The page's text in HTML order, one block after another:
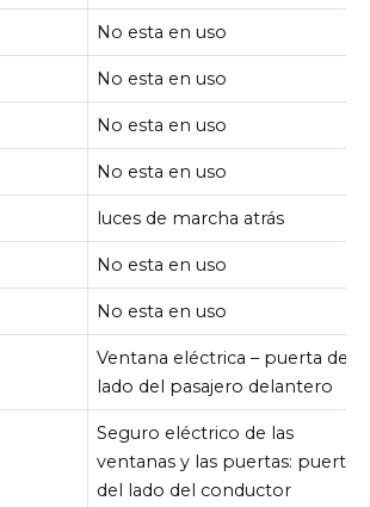
No esta en uso
No esta en uso
No esta en uso
No esta en uso
luces de marcha atrás
No esta en uso
No esta en uso
Ventana eléctrica – puerta del
lado del pasajero delantero
Seguro eléctrico de las
ventanas y las puertas: puerta
del lado del conductor